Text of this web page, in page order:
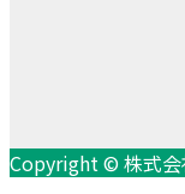
Copyright © 株式会